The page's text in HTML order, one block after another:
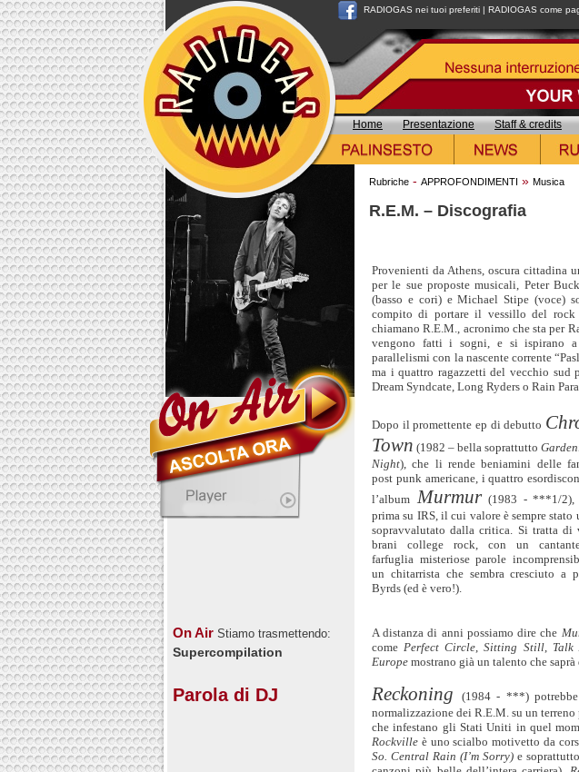
RADIOGAS nei tuoi preferiti | RADIOGAS come
Home Presentazione Staff & credits
On Air Stiamo trasmettendo:
Supercompilation
Parola di DJ
Rubriche - APPROFONDIMENTI » Musica
R.E.M. – Discografia
Provenienti da Athens, oscura cittadina
per le sue proposte musicali, Peter
(basso e cori) e Michael Stipe (voce)
compito di portare il vessillo del rock
chiamano R.E.M., acronimo che sta per
vengono fatti i sogni, e si ispirano
parallelismi con la nascente corrente
ma i quattro ragazzetti del vecchio sud
Dream Syndcate, Long Ryders o Rain
Dopo il promettente ep di debutto
Town (1982 – bella soprattutto
Night), che li rende beniamini delle
post punk americane, i quattro
l’album Murmur (1983 - ***1/2),
prima su IRS, il cui valore è sempre stato
sopravvalutato dalla critica. Si tratta di
brani college rock, con un
farfuglia misteriose parole
un chitarrista che sembra cresciuto a
Byrds (ed è vero!).
A distanza di anni possiamo dire che
come Perfect Circle ,Sitting Still, Talk
Europe mostrano già un talento che
Reckoning
(1984 - ***)
normalizzazione dei R.E.M. su un
che infestano gli Stati Uniti in quel
Rockville è uno scialbo motivetto da
So. Central Rain (I’m Sorry)e